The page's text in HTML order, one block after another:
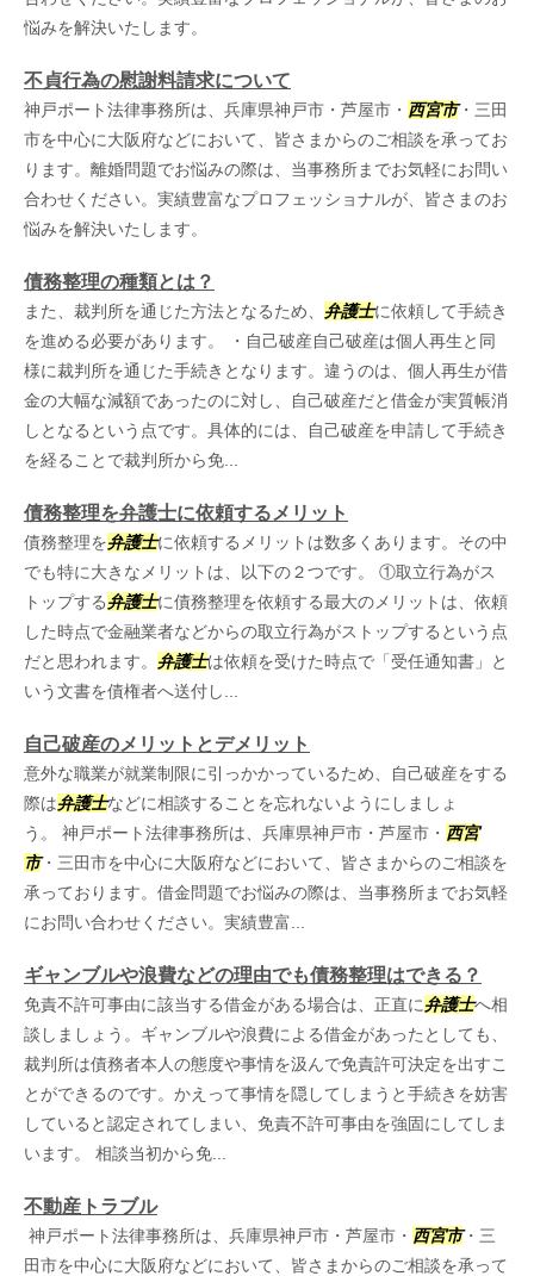
悩みを解決いたします。
不貞行為の慰謝料請求について
神戸ポート法律事務所は、兵庫県神戸市・芦屋市・ 西宮市・三田
市を中心に大阪府などにおいて、皆さまからのご相談を承ってお
ります。離婚問題でお悩みの際は、当事務所までお気軽にお問い
合わせください。実績豊富なプロフェッショナルが、皆さまのお
悩みを解決いたします。
債務整理の種類とは？
また、裁判所を通じた方法となるため、 弁護士に依頼して手続き
を進める必要があります。 ・自己破産自己破産は個人再生と同
様に裁判所を通じた手続きとなります。違うのは、個人再生が借
金の大幅な減額であったのに対し、自己破産だと借金が実質帳消
しとなるという点です。具体的には、自己破産を申請して手続き
を経ることで裁判所から免...
債務整理を弁護士に依頼するメリット
債務整理を弁護士に依頼するメリットは数多くあります。その中
でも特に大きなメリットは、以下の２つです。 ①取立行為がス
トップする弁護士に債務整理を依頼する最大のメリットは、依頼
した時点で金融業者などからの取立行為がストップするという点
だと思われます。 弁護士は依頼を受けた時点で「受任通知書」と
いう文書を債権者へ送付し...
自己破産のメリットとデメリット
意外な職業が就業制限に引っかかっているため、自己破産をする
際は弁護士などに相談することを忘れないようにしましょ
う。 神戸ポート法律事務所は、兵庫県神戸市・芦屋市・ 西宮
市・三田市を中心に大阪府などにおいて、皆さまからのご相談を
承っております。借金問題でお悩みの際は、当事務所までお気軽
にお問い合わせください。実績豊富...
ギャンブルや浪費などの理由でも債務整理はできる？
免責不許可事由に該当する借金がある場合は、正直に弁護士へ相
談しましょう。ギャンブルや浪費による借金があったとしても、
裁判所は債務者本人の態度や事情を汲んで免責許可決定を出すこ
とができるのです。かえって事情を隠してしまうと手続きを妨害
していると認定されてしまい、免責不許可事由を強固にしてしま
います。 相談当初から免...
不動産トラブル
神戸ポート法律事務所は、兵庫県神戸市・芦屋市・ 西宮市・三
田市を中心に大阪府などにおいて、皆さまからのご相談を承って